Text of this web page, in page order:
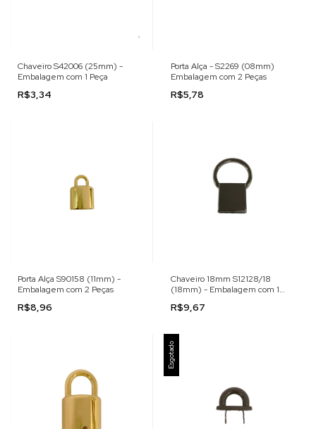
Chaveiro S42006 (25mm) -
Embalagem com 1 Peça
R$3,34
Porta Alça - S2269 (08mm)
Embalagem com 2 Peças
R$5,78
Porta Alça S90158 (11mm) -
Embalagem com 2 Peças
R$8,96
Chaveiro 18mm S12128/18
(18mm) - Embalagem com 1
R$9,67
Esgotado